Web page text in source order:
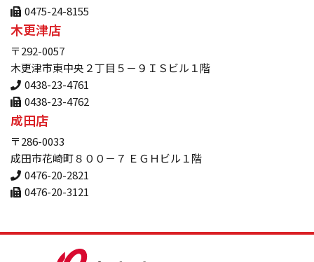
0475-24-8155
木更津店
〒292-0057
木更津市東中央２丁目５－９ＩＳビル１階
0438-23-4761
0438-23-4762
成田店
〒286-0033
成田市花崎町８００－７ ＥＧＨビル１階
0476-20-2821
0476-20-3121